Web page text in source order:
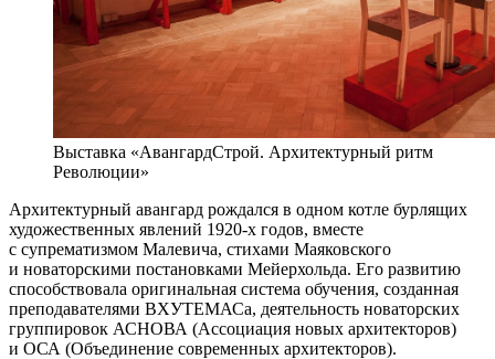
Выставка «АвангардСтрой. Архитектурный ритм
Революции»
Архитектурный авангард рождался в одном котле бурлящих
художественных явлений 1920-х годов, вместе
с супрематизмом Малевича, стихами Маяковского
и новаторскими постановками Мейерхольда. Его развитию
способствовала оригинальная система обучения, созданная
преподавателями ВХУТЕМАСа, деятельность новаторских
группировок АСНОВА (Ассоциация новых архитекторов)
и ОСА (Объединение современных архитекторов).